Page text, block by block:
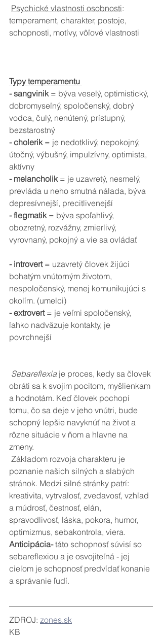
Psychické vlastnosti osobnosti:
temperament, charakter, postoje,
schopnosti, motívy, vôľové vlastnosti
Typy temperamentu
- sangvinik = býva veselý, optimistický,
dobromyseľný, spoločenský, dobrý
vodca, čulý, nenútený, prístupný,
bezstarostný
- cholerik = je nedotklivý, nepokojný,
útočný, výbušný, impulzívny, optimista,
aktívny
- melancholik = je uzavretý, nesmelý,
prevláda u neho smutná nálada, býva
depresívnejší, precitlivenejší
- flegmatik = býva spoľahlivý,
obozretný, rozvážny, zmierlivý,
vyrovnaný, pokojný a vie sa ovládať
- introvert = uzavretý človek žijúci
bohatým vnútorným životom,
nespoločenský, menej komunikujúci s
okolím. (umelci)
- extrovert = je veľmi spoločenský,
ľahko nadväzuje kontakty, je
povrchnejší
Sebareflexia je proces, kedy sa človek
obráti sa k svojim pocitom, myšlienkam
a hodnotám. Keď človek pochopí
tomu, čo sa deje v jeho vnútri, bude
schopný lepšie navyknúť na život a
rôzne situácie v ňom a hlavne na
zmeny.
poznanie našich silných a slabých
stránok. Medzi silné stránky patrí:
kreativita, vytrvalosť, zvedavosť, vzhľad
a múdrosť, čestnosť, elán,
spravodlivosť, láska, pokora, humor,
optimizmus, sebakontrola, viera.
Anticipácia- táto schopnosť súvisí so
sebareflexiou a je osvojiteľná - jej
cieľom je schopnosť predvídať konanie
a správanie ľudí.
ZDROJ: zones.sk
KB